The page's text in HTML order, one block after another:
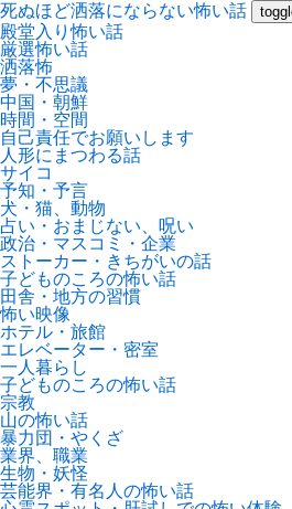
死ぬほど洒落にならない怖い話
殿堂入り怖い話
厳選怖い話
洒落怖
夢・不思議
中国・朝鮮
時間・空間
自己責任でお願いします
人形にまつわる話
サイコ
予知・予言
犬・猫、動物
占い・おまじない、呪い
政治・マスコミ・企業
ストーカー・きちがいの話
子どものころの怖い話
田舎・地方の習慣
怖い映像
ホテル・旅館
エレベーター・密室
一人暮らし
子どものころの怖い話
宗教
山の怖い話
暴力団・やくざ
業界、職業
生物・妖怪
芸能界・有名人の怖い話